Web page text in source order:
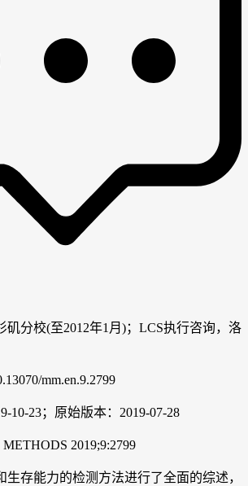
矶分校(至2012年1月)；LCS执行咨询，洛
mm.en.9.2799
10-23；原始版本：2019-07-28
2019;9:2799
生存能力的检测方法进行了全面的综述，